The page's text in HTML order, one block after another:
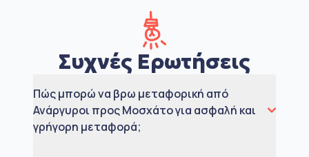
Συχνές Ερωτήσεις
Πώς μπορώ να βρω μεταφορική από
Ανάργυροι προς Μοσχάτο για ασφαλή και
γρήγορη μεταφορά;